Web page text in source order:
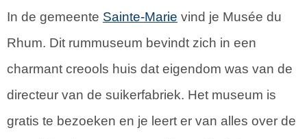
In de gemeente Sainte-Marie vind je Musée du
Rhum. Dit rummuseum bevindt zich in een
charmant creools huis dat eigendom was van de
directeur van de suikerfabriek. Het museum is
gratis te bezoeken en je leert er van alles over de